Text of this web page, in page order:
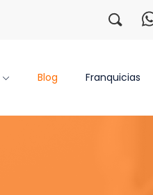
MÁS! ¡Regístrate
Blog Franquicias